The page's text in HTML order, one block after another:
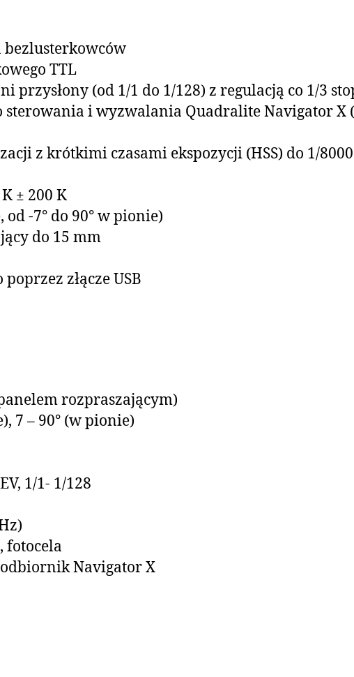
TTL
przysłony (od 1/1 do 1/128) z regulacją co 1/3
i wyzwalania Quadralite Navigator X
z krótkimi czasami ekspozycji (HSS) do 1/
± 200 K
-7° do 90° w pionie)
do 15 mm
złącze USB
rozpraszającym)
7 – 90° (w pionie)
1/1- 1/128
fotocela
Navigator X